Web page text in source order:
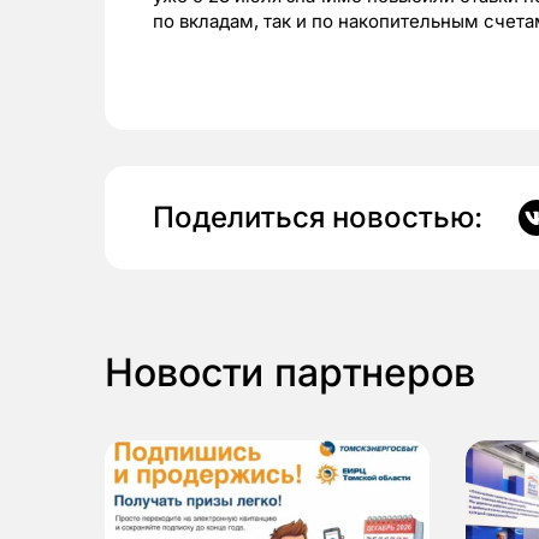
по вкладам, так и по накопительным
Поделиться новостью:
Новости партнеров